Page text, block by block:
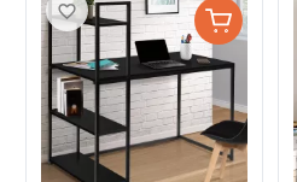
favorite_border